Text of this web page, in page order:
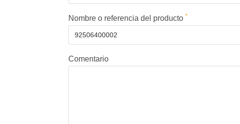
Nombre o referencia del producto *
Comentario